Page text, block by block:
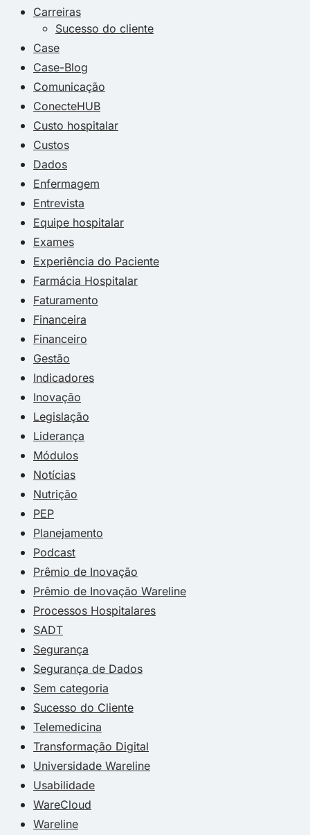
Carreiras
Sucesso do cliente
Case
Case-Blog
Comunicação
ConecteHUB
Custo hospitalar
Custos
Dados
Enfermagem
Entrevista
Equipe hospitalar
Exames
Experiência do Paciente
Farmácia Hospitalar
Faturamento
Financeira
Financeiro
Gestão
Indicadores
Inovação
Legislação
Liderança
Módulos
Notícias
Nutrição
PEP
Planejamento
Podcast
Prêmio de Inovação
Prêmio de Inovação Wareline
Processos Hospitalares
SADT
Segurança
Segurança de Dados
Sem categoria
Sucesso do Cliente
Telemedicina
Transformação Digital
Universidade Wareline
Usabilidade
WareCloud
Wareline